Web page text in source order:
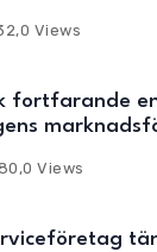
Views
fortfarande
Views